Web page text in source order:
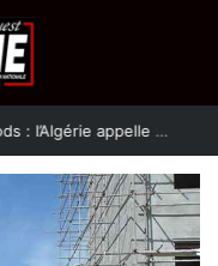
Protection de la ville sainte d’El-Qods : l’Algérie appelle à une action collective